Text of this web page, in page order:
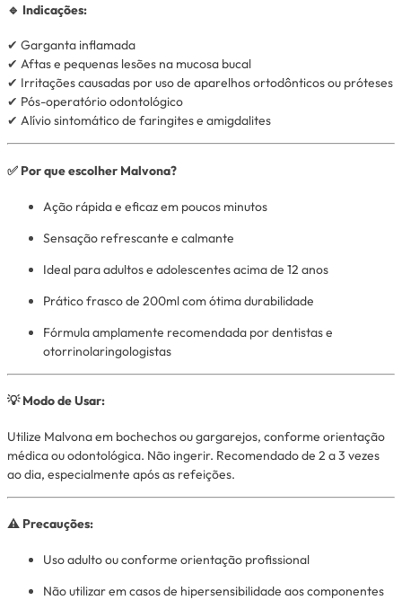
🔹 Indicações:
✔ Garganta inflamada
✔ Aftas e pequenas lesões na mucosa bucal
✔ Irritações causadas por uso de aparelhos ortodônticos ou próteses
✔ Pós-operatório odontológico
✔ Alívio sintomático de faringites e amigdalites
✅ Por que escolher Malvona?
Ação rápida e eficaz em poucos minutos
Sensação refrescante e calmante
Ideal para adultos e adolescentes acima de 12 anos
Prático frasco de 200ml com ótima durabilidade
Fórmula amplamente recomendada por dentistas e
otorrinolaringologistas
💡 Modo de Usar:
Utilize Malvona em bochechos ou gargarejos, conforme orientação
médica ou odontológica. Não ingerir. Recomendado de 2 a 3 vezes
ao dia, especialmente após as refeições.
⚠️ Precauções:
Uso adulto ou conforme orientação profissional
Não utilizar em casos de hipersensibilidade aos componentes